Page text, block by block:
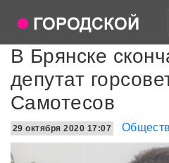
В Брянске
депутат
Самотесов
29 октября 2020 17:07